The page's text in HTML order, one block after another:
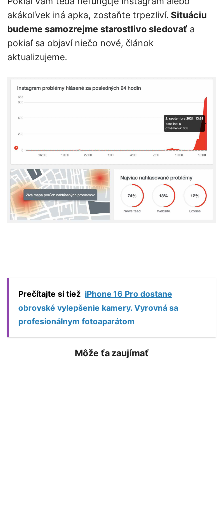
akákoľvek iná apka, zostaňte trpezliví. Situáciu
budeme samozrejme starostlivo sledovať a
pokiaľ sa objaví niečo nové, článok
aktualizujeme.
Prečítajte si tiež iPhone 16 Pro dostane
obrovské vylepšenie kamery. Vyrovná sa
profesionálnym fotoaparátom
Môže ťa zaujímať